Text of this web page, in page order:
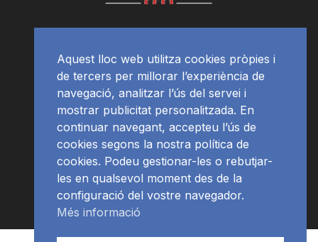
Aquest lloc web utilitza cookies pròpies i
de tercers per millorar l’experiència de
navegació, analitzar l’ús del servei i
mostrar publicitat personalitzada. En
continuar navegant, accepteu l’ús de
cookies segons la nostra política de
cookies. Podeu gestionar-les o rebutjar-
les en qualsevol moment des de la
configuració del vostre navegador.
Més informació